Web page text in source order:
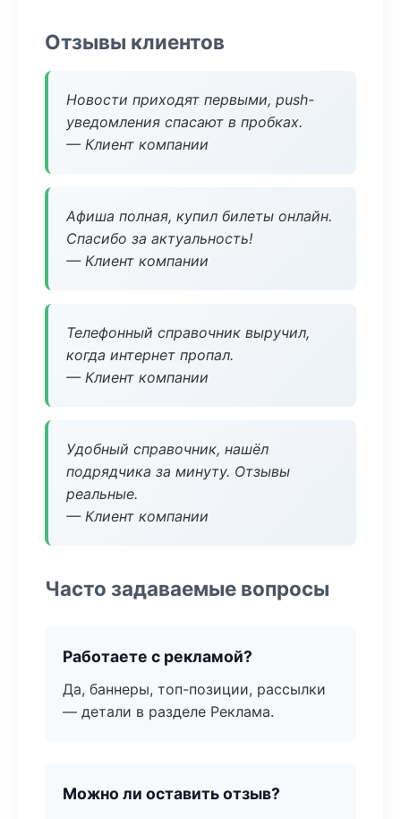
Отзывы клиентов
Новости приходят первыми, push-
уведомления спасают в пробках.
— Клиент компании
Афиша полная, купил билеты онлайн.
Спасибо за актуальность!
— Клиент компании
Телефонный справочник выручил,
когда интернет пропал.
— Клиент компании
Удобный справочник, нашёл
подрядчика за минуту. Отзывы
реальные.
— Клиент компании
Часто задаваемые вопросы
Работаете с рекламой?
Да, баннеры, топ-позиции, рассылки
— детали в разделе Реклама.
Можно ли оставить отзыв?